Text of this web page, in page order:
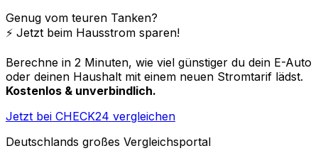
Genug vom teuren Tanken?
⚡️ Jetzt beim Hausstrom sparen!
Berechne in 2 Minuten, wie viel günstiger du dein E-Auto
oder deinen Haushalt mit einem neuen Stromtarif lädst.
Kostenlos & unverbindlich.
Jetzt bei CHECK24 vergleichen
Deutschlands großes Vergleichsportal